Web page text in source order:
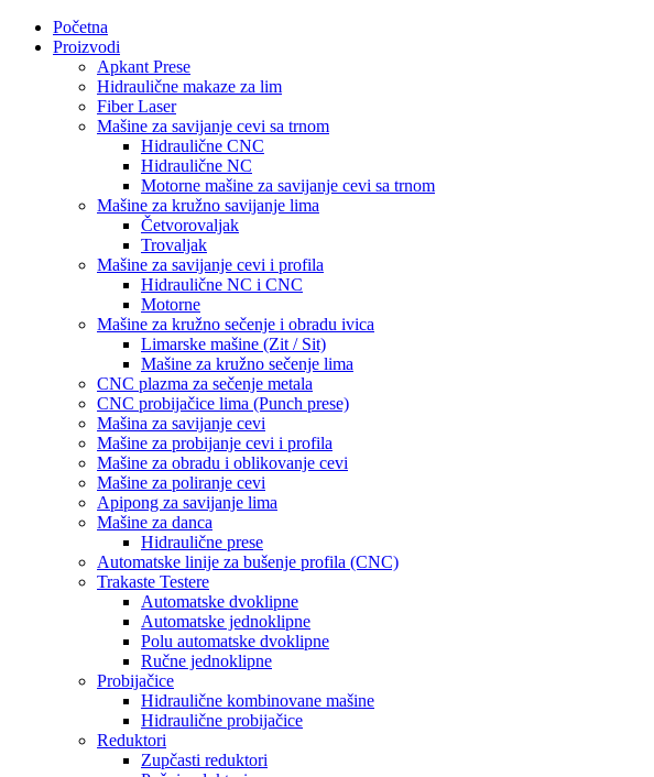
Početna
Proizvodi
Apkant Prese
Hidraulične makaze za lim
Fiber Laser
Mašine za savijanje cevi sa trnom
Hidraulične CNC
Hidraulične NC
Motorne mašine za savijanje cevi sa trnom
Mašine za kružno savijanje lima
Četvorovaljak
Trovaljak
Mašine za savijanje cevi i profila
Hidraulične NC i CNC
Motorne
Mašine za kružno sečenje i obradu ivica
Limarske mašine (Zit / Sit)
Mašine za kružno sečenje lima
CNC plazma za sečenje metala
CNC probijačice lima (Punch prese)
Mašina za savijanje cevi
Mašine za probijanje cevi i profila
Mašine za obradu i oblikovanje cevi
Mašine za poliranje cevi
Apipong za savijanje lima
Mašine za danca
Hidraulične prese
Automatske linije za bušenje profila (CNC)
Trakaste Testere
Automatske dvoklipne
Automatske jednoklipne
Polu automatske dvoklipne
Ručne jednoklipne
Probijačice
Hidraulične kombinovane mašine
Hidraulične probijačice
Reduktori
Zupčasti reduktori